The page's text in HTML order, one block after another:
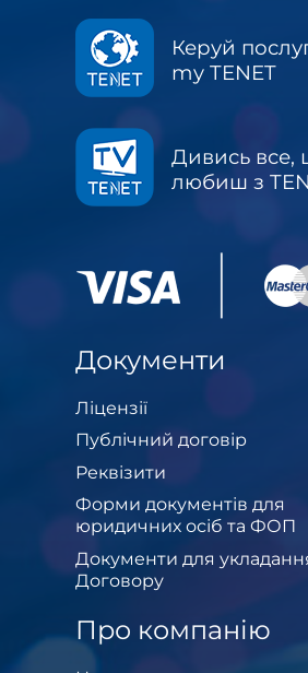
Керуй
my TENET
Дивись все,
любиш з
Документи
Ліцензії
Публічний договір
Реквізити
Форми документів для
юридичних осіб та ФОП
Документи для
Договору
Про компанію